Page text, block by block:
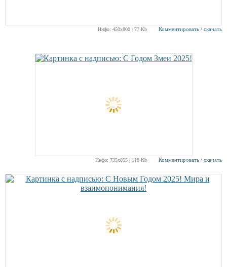
Инфо: 450х800 | 77 Kb Комментировать / скачать
Инфо: 735х855 | 118 Kb Комментировать / скачать